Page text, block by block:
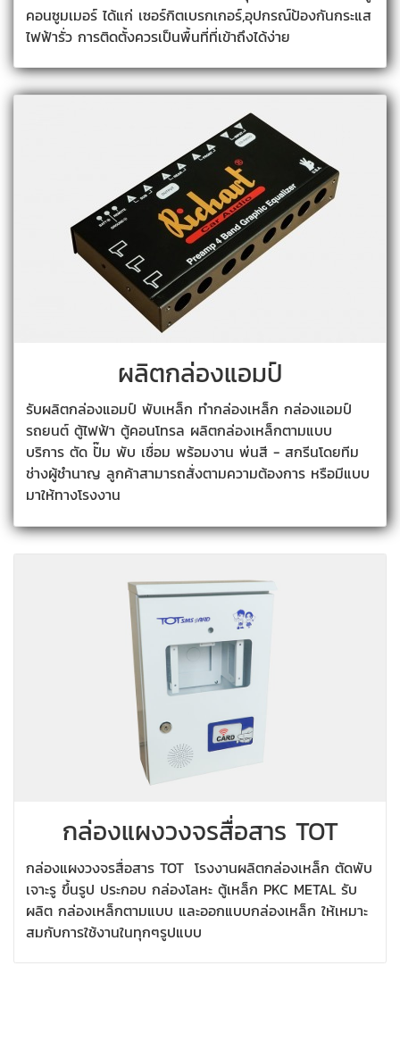
คอนซูมเมอร์ ได้แก่ เซอร์กิตเบรกเกอร์,อุปกรณ์ป้องกันกระแส
ไฟฟ้ารั่ว การติดตั้งควรเป็นพื้นที่ที่เข้าถึงได้ง่าย
ผลิตกล่องแอมป์
รับผลิตกล่องแอมป์ พับเหล็ก ทำกล่องเหล็ก กล่องแอมป์
รถยนต์ ตู้ไฟฟ้า ตู้คอนโทรล ผลิตกล่องเหล็กตามแบบ
บริการ ตัด ปั๊ม พับ เชื่อม พร้อมงาน พ่นสี - สกรีนโดยทีม
ช่างผู้ชำนาญ ลูกค้าสามารถสั่งตามความต้องการ หรือมีแบบ
มาให้ทางโรงงาน
กล่องแผงวงจรสื่อสาร TOT
กล่องแผงวงจรสื่อสาร TOT โรงงานผลิตกล่องเหล็ก ตัดพับ
เจาะรู ขึ้นรูป ประกอบ กล่องโลหะ ตู้เหล็ก PKC METAL รับ
ผลิต กล่องเหล็กตามแบบ และออกแบบกล่องเหล็ก ให้เหมาะ
สมกับการใช้งานในทุกๆรูปแบบ